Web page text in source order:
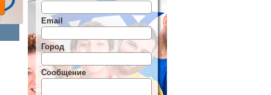
Email
Город
Сообщение